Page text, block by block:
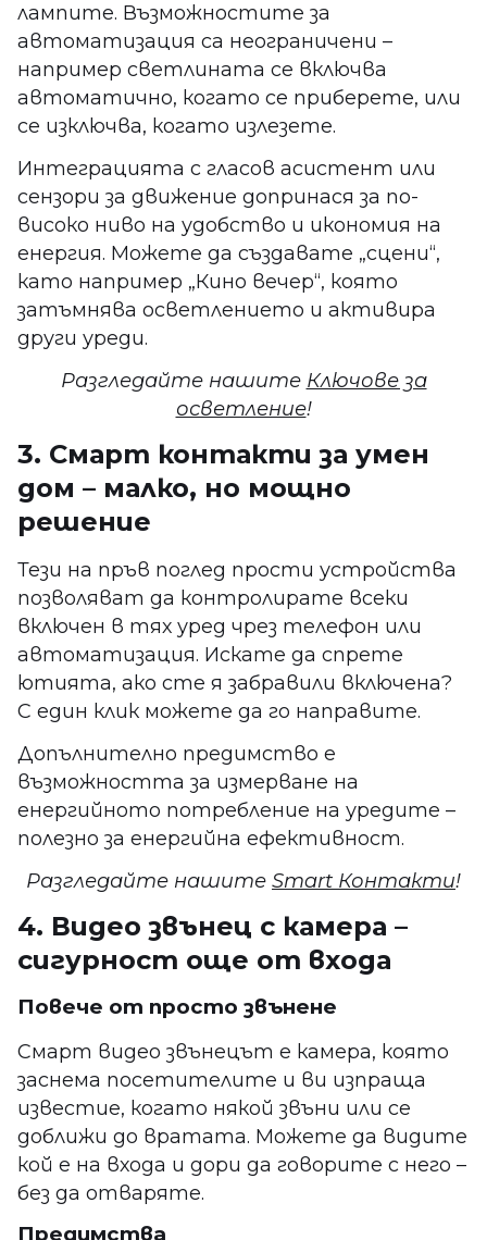
лампите. Възможностите за
автоматизация са неограничени –
например светлината се включва
автоматично, когато се приберете, или
се изключва, когато излезете.
Интеграцията с гласов асистент или
сензори за движение допринася за по-
високо ниво на удобство и икономия на
енергия. Можете да създавате „сцени“,
като например „Кино вечер“, която
затъмнява осветлението и активира
други уреди.
Разгледайте нашите Ключове за
осветление!
3. Смарт контакти за умен
дом – малко, но мощно
решение
Тези на пръв поглед прости устройства
позволяват да контролирате всеки
включен в тях уред чрез телефон или
автоматизация. Искате да спрете
ютията, ако сте я забравили включена?
С един клик можете да го направите.
Допълнително предимство е
възможността за измерване на
енергийното потребление на уредите –
полезно за енергийна ефективност.
Разгледайте нашите Smart Контакти!
4. Видео звънец с камера –
сигурност още от входа
Повече от просто звънене
Смарт видео звънецът е камера, която
заснема посетителите и ви изпраща
известие, когато някой звъни или се
доближи до вратата. Можете да видите
кой е на входа и дори да говорите с него –
без да отваряте.
Предимства